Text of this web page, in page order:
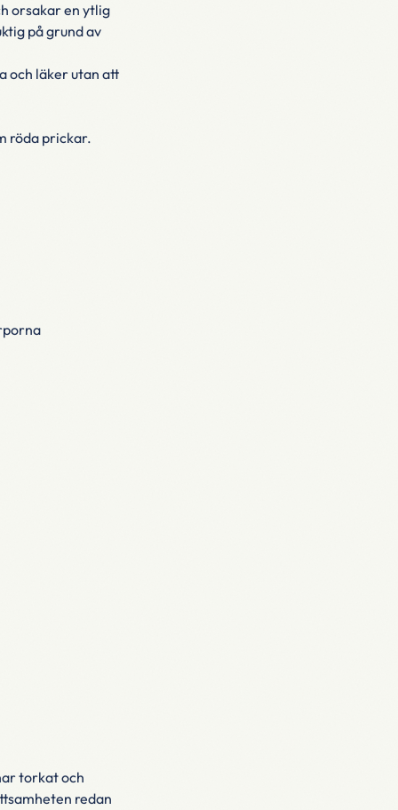
orsakar en ytlig
på grund av
och läker utan att
röda prickar.
torkat och
redan